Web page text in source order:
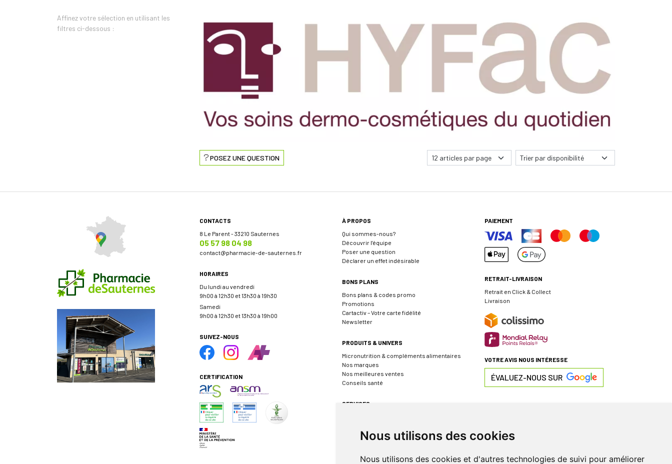
Nous utilisons des cookies
Nous utilisons des cookies et d'autres technologies de suivi pour améliorer
POSEZ UNE QUESTION
Affinez votre sélection en utilisant les
filtres ci-dessous :
CONTACTS
8 Le Parent - 33210 Sauternes
05 57 98 04 98
contact@pharmacie-de-sauternes.fr
HORAIRES
Du lundi au vendredi
9h00 à 12h30 et 13h30 à 19h30
Samedi
9h00 à 12h30 et 13h30 à 19h00
SUIVEZ-NOUS
CERTIFICATION
À PROPOS
Qui sommes-nous?
Découvrir l’équipe
Poser une question
Déclarer un effet indésirable
BONS PLANS
Bons plans & codes promo
Promotions
Cartactiv – Votre carte fidélité
Newsletter
PRODUITS & UNIVERS
Micronutrition & compléments alimentaires
Nos marques
Nos meilleures ventes
Conseils santé
SERVICES
Événements
PAIEMENT
RETRAIT-LIVRAISON
Retrait en Click & Collect
Livraison
VOTRE AVIS NOUS INTÉRESSE
ÉVALUEZ-NOUS SUR